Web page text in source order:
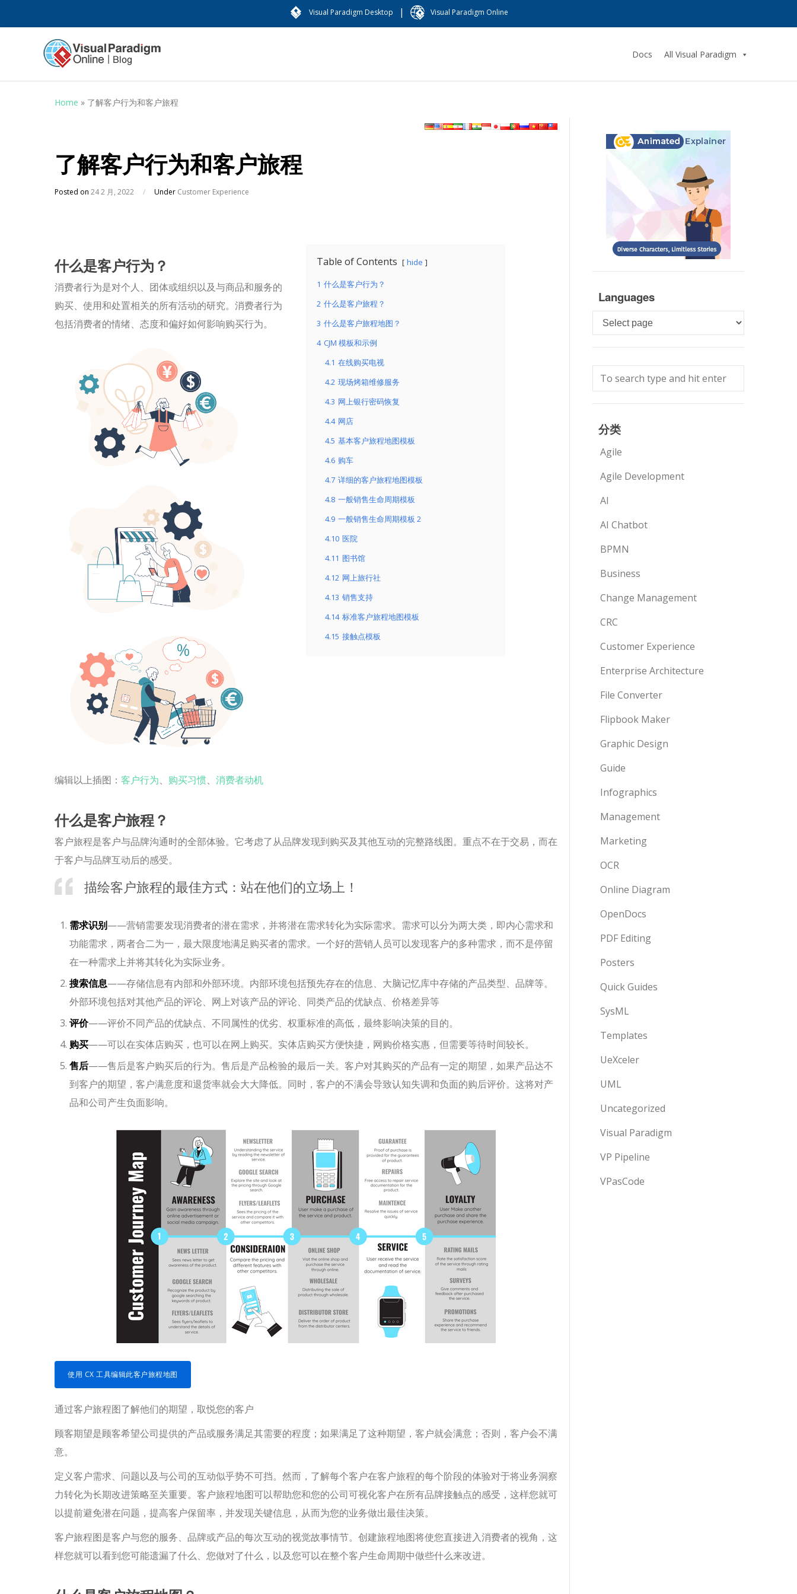
Visual Paradigm Desktop | Visual Paradigm Online
Docs All Visual Paradigm
Home » 了解客户行为和客户旅程
了解客户行为和客户旅程
Posted on 24 2 月, 2022 / Under Customer Experience
Table of Contents hide
1 什么是客户行为？
2 什么是客户旅程？
3 什么是客户旅程地图？
4 CJM 模板和示例
4.1 在线购买电视
4.2 现场烤箱维修服务
4.3 网上银行密码恢复
4.4 网店
4.5 基本客户旅程地图模板
4.6 购车
4.7 详细的客户旅程地图模板
4.8 一般销售生命周期模板
4.9 一般销售生命周期模板 2
4.10 医院
4.11 图书馆
4.12 网上旅行社
4.13 销售支持
4.14 标准客户旅程地图模板
4.15 接触点模板
什么是客户行为？
消费者行为是对个人、团体或组织以及与商品和服务的
购买、使用和处置相关的所有活动的研究。消费者行为
包括消费者的情绪、态度和偏好如何影响购买行为。
编辑以上插图： 客户行为、 购买习惯、 消费者动机
什么是客户旅程？
客户旅程是客户与品牌沟通时的全部体验。它考虑了从品牌发现到购买及其他互动的完整路线图。重点不在于交易，而在
于客户与品牌互动后的感受。
描绘客户旅程的最佳方式：站在他们的立场上！
需求识别——营销需要发现消费者的潜在需求，并将潜在需求转化为实际需求。需求可以分为两大类，即内心需求和
功能需求，两者合二为一，最大限度地满足购买者的需求。一个好的营销人员可以发现客户的多种需求，而不是停留
在一种需求上并将其转化为实际业务。
搜索信息——存储信息有内部和外部环境。内部环境包括预先存在的信息、大脑记忆库中存储的产品类型、品牌等。
外部环境包括对其他产品的评论、网上对该产品的评论、同类产品的优缺点、价格差异等
评价——评价不同产品的优缺点、不同属性的优劣、权重标准的高低，最终影响决策的目的。
购买——可以在实体店购买，也可以在网上购买。实体店购买方便快捷，网购价格实惠，但需要等待时间较长。
售后——售后是客户购买后的行为。售后是产品检验的最后一关。客户对其购买的产品有一定的期望，如果产品达不
到客户的期望，客户满意度和退货率就会大大降低。同时，客户的不满会导致认知失调和负面的购后评价。这将对产
品和公司产生负面影响。
使用 CX 工具编辑此客户旅程地图
通过客户旅程图了解他们的期望，取悦您的客户
顾客期望是顾客希望公司提供的产品或服务满足其需要的程度；如果满足了这种期望，客户就会满意；否则，客户会不满
意。
定义客户需求、问题以及与公司的互动似乎势不可挡。然而，了解每个客户在客户旅程的每个阶段的体验对于将业务洞察
力转化为长期改进策略至关重要。客户旅程地图可以帮助您和您的公司可视化客户在所有品牌接触点的感受，这样您就可
以提前避免潜在问题，提高客户保留率，并发现关键信息，从而为您的业务做出最佳决策。
客户旅程图是客户与您的服务、品牌或产品的每次互动的视觉故事情节。创建旅程地图将使您直接进入消费者的视角，这
样您就可以看到您可能遗漏了什么、您做对了什么，以及您可以在整个客户生命周期中做些什么来改进。
Languages
Languages
分类
Agile
Agile Development
AI
AI Chatbot
BPMN
Business
Change Management
CRC
Customer Experience
Enterprise Architecture
File Converter
Flipbook Maker
Graphic Design
Guide
Infographics
Management
Marketing
OCR
Online Diagram
OpenDocs
PDF Editing
Posters
Quick Guides
SysML
Templates
UeXceler
UML
Uncategorized
Visual Paradigm
VP Pipeline
VPasCode